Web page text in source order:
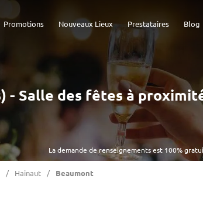
Blog
Prestataires
Nouveaux Lieux
Promotions
La demande de renseignements est 100%
- Salle des fêtes à
Hainaut Beaumont